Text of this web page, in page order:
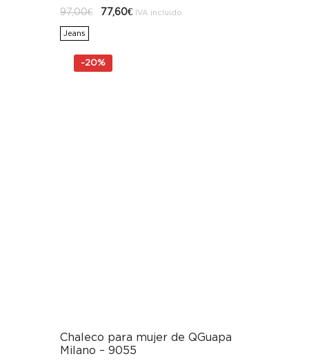
97,00€
El
precio
77,60€ElIVA incluido
Jeans
-20%
Chaleco para mujer de QGuapa
Milano – 9055